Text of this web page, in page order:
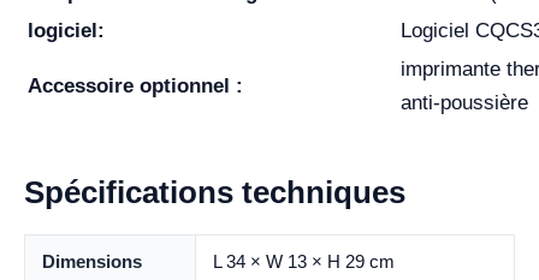
logiciel:
Logiciel
Accessoire optionnel :
imprimante
anti-poussière
Spécifications techniques
Dimensions L 34 × W 13 × H 29 cm